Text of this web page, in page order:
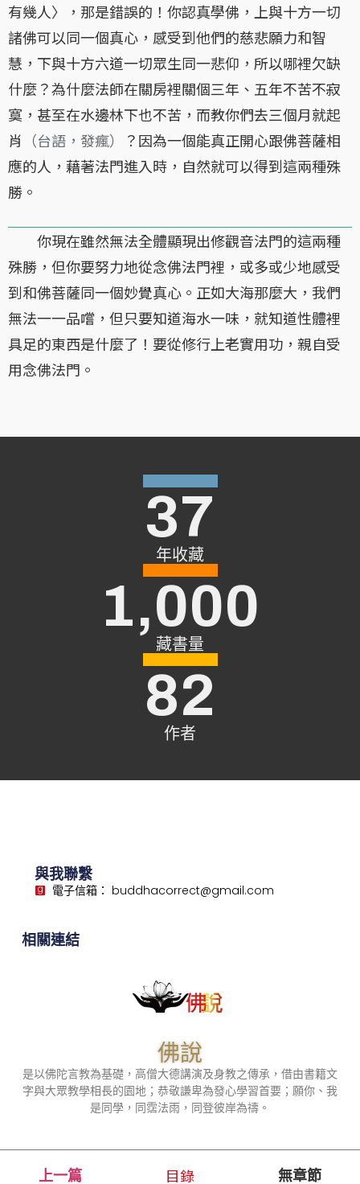
上一篇 目錄 無章節
有幾人〉，那是錯誤的！你認真學佛，上與十方一切
諸佛可以同一個真心，感受到他們的慈悲願力和智
慧，下與十方六道一切眾生同一悲仰，所以哪裡欠缺
什麼？為什麼法師在關房裡關個三年、五年不苦不寂
寞，甚至在水邊林下也不苦，而教你們去三個月就起
肖 （台語，發瘋）
？因為一個能真正開心跟佛菩薩相
應的人，藉著法門進入時，自然就可以得到這兩種殊
勝。
你現在雖然無法全體顯現出修觀音法門的這兩種
殊勝，但你要努力地從念佛法門裡，或多或少地感受
到和佛菩薩同一個妙覺真心。正如大海那麼大，我們
無法一一品嚐，但只要知道海水一味，就知道性體裡
具足的東西是什麼了！要從修行上老實用功，親自受
用念佛法門。
年收藏
37
藏書量
1,000
作者
82
佛說
是以佛陀言教為基礎，高僧大德講演及身教之傳承，借由書籍文
字與大眾教學相長的園地；恭敬謙卑為發心學習首要；願你、我
是同學，同霑法雨，同登彼岸為禱。
與我聯繫
電子信箱： buddhacorrect@gmail.com
相關連結